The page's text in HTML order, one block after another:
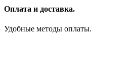
Оплата и доставка.
Удобные методы оплаты.